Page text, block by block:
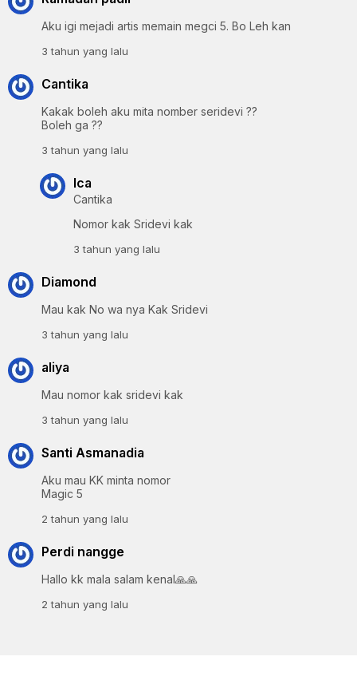
Aku igi mejadi artis memain megci 5. Bo Leh kan
3 tahun yang lalu
Cantika
Kakak boleh aku mita nomber seridevi ??
Boleh ga ??
3 tahun yang lalu
Ica
Cantika
Nomor kak Sridevi kak
3 tahun yang lalu
Diamond
Mau kak No wa nya Kak Sridevi
3 tahun yang lalu
aliya
Mau nomor kak sridevi kak
3 tahun yang lalu
Santi Asmanadia
Aku mau KK minta nomor
Magic 5
2 tahun yang lalu
Perdi nangge
Hallo kk mala salam kenal🙏🙏
2 tahun yang lalu